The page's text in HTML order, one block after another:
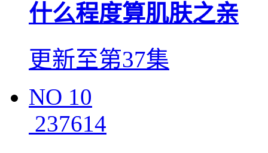
什么程度算肌肤之亲
更新至第37集
NO 10
237614